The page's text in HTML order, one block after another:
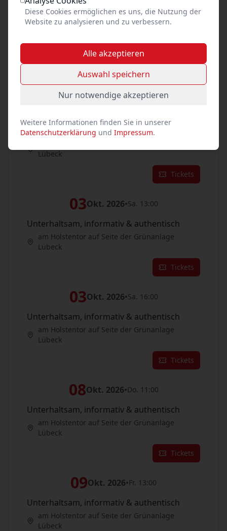
01Okt. 2026• Do. 13:00
am Holstentor auf Seite der Grünanlage
Unterhaltsam, informativ & authentisch
Lübeck
Tickets
03Okt. 2026•Sa. 13:00
Unterhaltsam, informativ & authentisch
am Holstentor auf Seite der Grünanlage
Lübeck
Tickets
03Okt. 2026•Sa. 16:00
Unterhaltsam, informativ & authentisch
am Holstentor auf Seite der Grünanlage
Lübeck
Tickets
08Okt. 2026•Do. 11:00
Unterhaltsam, informativ & authentisch
am Holstentor auf Seite der Grünanlage
Lübeck
Tickets
09Okt. 2026•Fr. 13:00
Unterhaltsam, informativ & authentisch
am Holstentor auf Seite der Grünanlage
Lübeck
Diese Cookies ermöglichen es uns, die Nutzung der
Website zu analysieren und zu verbessern.
Alle akzeptieren
Auswahl speichern
Nur notwendige akzeptieren
Weitere Informationen finden Sie in unserer
Datenschutzerklärung und Impressum.